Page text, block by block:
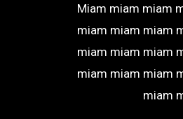
Miam miam miam
miam miam miam
miam miam miam
miam miam miam
miam